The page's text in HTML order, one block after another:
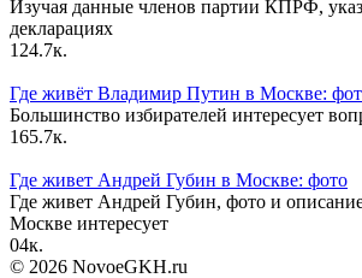
Изучая данные членов партии КПРФ,
декларациях
124.7к.
Где живёт Владимир Путин в Москве:
Большинство избирателей интересует
165.7к.
Где живет Андрей Губин в Москве: фото
Где живет Андрей Губин, фото и
Москве интересует
04к.
© 2026 NovoeGKH.ru